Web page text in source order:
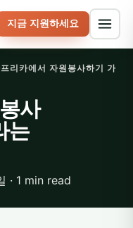
지금 지원하세요
리카에서 자원봉사하기 가
사
는
· 1 min read